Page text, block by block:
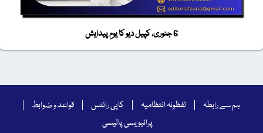
6 جنوری، کپیل دیو کا یومِ پیدایش
ہم سے رابطہ لفظونہ انتظامیہ کاپی رائٹس
قواعد و ضوابط
پرائیویسی پالیسی